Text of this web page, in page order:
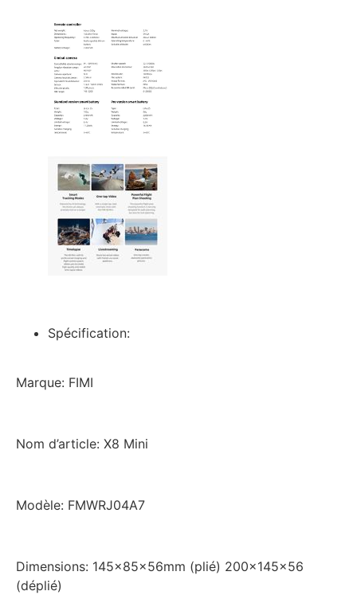
Spécification:
Marque: FIMI
Nom d’article: X8 Mini
Modèle: FMWRJ04A7
Dimensions: 145x85x56mm (plié) 200x145x56
(déplié)